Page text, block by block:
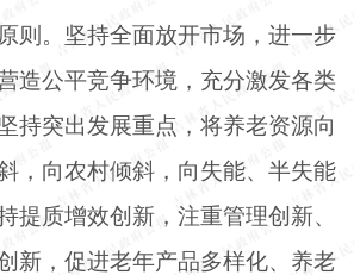
则。坚持全面放开市场，进一步
造公平竞争环境，充分激发各类
持突出发展重点，将养老资源向
，向农村倾斜，向失能、半失能
提质增效创新，注重管理创新、
新，促进老年产品多样化、养老